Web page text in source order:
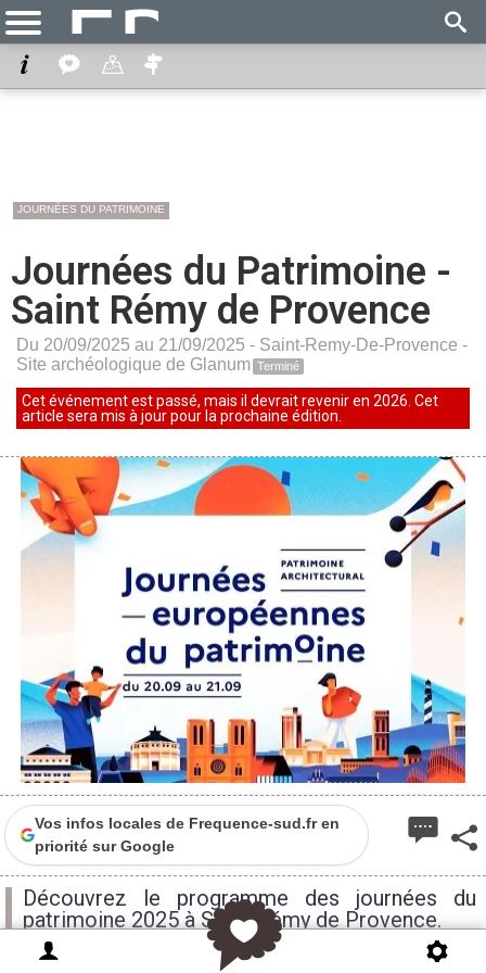
JOURNÉES DU PATRIMOINE
Journées du Patrimoine -
Saint Rémy de Provence
Du 20/09/2025 au 21/09/2025 - Saint-Remy-De-Provence -
Site archéologique de Glanum Terminé
Cet événement est passé, mais il devrait revenir en 2026. Cet
article sera mis à jour pour la prochaine édition.
Vos infos locales de Frequence-sud.fr en
priorité sur Google
Découvrez le programme des journées du
patrimoine 2025 à Saint-Rémy de Provence.